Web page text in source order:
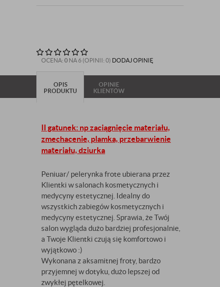
OCENA: 0 NA 6 (OPINII: 0) DODAJ OPINIĘ
OPIS
PRODUKTU
OPINIE
KLIENTÓW
II gatunek: np zaciągnięcie materiału,
zmechacenie, plamka, przebarwienie
materiału, dziurka
Peniuar/ pelerynka frote ubierana przez
Klientki w salonach kosmetycznych i
medycyny estetycznej. Idealny do
wszystkich zabiegów kosmetycznych i
medycyny estetycznej. Sprawia, że Twój
salon wygląda dużo bardziej profesjonalnie,
a Twoje Klientki czują się komfortowo i
wyjątkowo :)
Wykonana z aksamitnej froty, bardzo
przyjemnej w dotyku, dużo lepszej od
zwykłej pętelkowej.